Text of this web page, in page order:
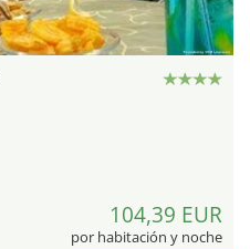
104,39 EUR
por habitación y noche